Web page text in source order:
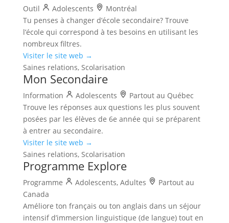
Outil Adolescents
Montréal
Tu penses à changer d’école secondaire? Trouve
l’école qui correspond à tes besoins en utilisant les
nombreux filtres.
Visiter le site web →
Saines relations, Scolarisation
Mon Secondaire
Information Adolescents
Partout au Québec
Trouve les réponses aux questions les plus souvent
posées par les élèves de 6e année qui se préparent
à entrer au secondaire.
Visiter le site web →
Saines relations, Scolarisation
Programme Explore
Programme Adolescents, Adultes
Partout au
Canada
Améliore ton français ou ton anglais dans un séjour
intensif d’immersion linguistique (de langue) tout en